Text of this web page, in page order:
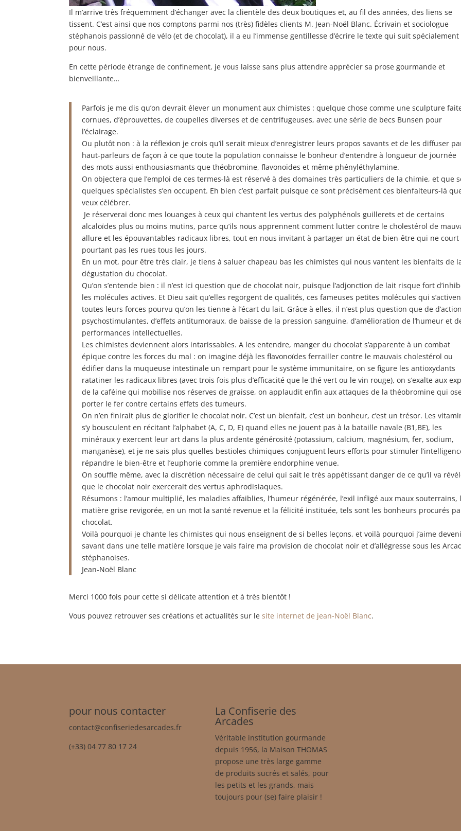
Il m’arrive très fréquemment d’échanger avec la clientèle des deux boutiques et, au fil des années, des liens se
tissent. C’est ainsi que nos comptons parmi nos (très) fidèles clients M. Jean-Noël Blanc. Écrivain et sociologue
stéphanois passionné de vélo (et de chocolat), il a eu l’immense gentillesse d’écrire le texte qui suit spécialement
pour nous.
En cette période étrange de confinement, je vous laisse sans plus attendre apprécier sa prose gourmande et
bienveillante…
Parfois je me dis qu’on devrait élever un monument aux chimistes : quelque chose comme une sculpture
cornues, d’éprouvettes, de coupelles diverses et de centrifugeuses, avec une série de becs Bunsen pour
l’éclairage.
Ou plutôt non : à la réflexion je crois qu’il serait mieux d’enregistrer leurs propos savants et de les diffuser
haut-parleurs de façon à ce que toute la population connaisse le bonheur d’entendre à longueur de journée
des mots aussi enthousiasmants que théobromine, flavonoïdes et même phényléthylamine.
On objectera que l’emploi de ces termes-là est réservé à des domaines très particuliers de la chimie, et que
quelques spécialistes s’en occupent. Eh bien c’est parfait puisque ce sont précisément ces bienfaiteurs-là
veux célébrer.
Je réserverai donc mes louanges à ceux qui chantent les vertus des polyphénols guillerets et de certains
alcaloïdes plus ou moins mutins, parce qu’ils nous apprennent comment lutter contre le cholestérol de
allure et les épouvantables radicaux libres, tout en nous invitant à partager un état de bien-être qui ne court
pourtant pas les rues tous les jours.
En un mot, pour être très clair, je tiens à saluer chapeau bas les chimistes qui nous vantent les bienfaits de
dégustation du chocolat.
Qu’on s’entende bien : il n’est ici question que de chocolat noir, puisque l’adjonction de lait risque fort
les molécules actives. Et Dieu sait qu’elles regorgent de qualités, ces fameuses petites molécules qui
toutes leurs forces pourvu qu’on les tienne à l’écart du lait. Grâce à elles, il n’est plus question que de
psychostimulantes, d’effets antitumoraux, de baisse de la pression sanguine, d’amélioration de l’humeur et
performances intellectuelles.
Les chimistes deviennent alors intarissables. A les entendre, manger du chocolat s’apparente à un combat
épique contre les forces du mal : on imagine déjà les flavonoïdes ferrailler contre le mauvais cholestérol ou
édifier dans la muqueuse intestinale un rempart pour le système immunitaire, on se figure les antioxydants
ratatiner les radicaux libres (avec trois fois plus d’efficacité que le thé vert ou le vin rouge), on s’exalte aux
de la caféine qui mobilise nos réserves de graisse, on applaudit enfin aux attaques de la théobromine qui
porter le fer contre certains effets des tumeurs.
On n’en finirait plus de glorifier le chocolat noir. C’est un bienfait, c’est un bonheur, c’est un trésor. Les
s’y bousculent en récitant l’alphabet (A, C, D, E) quand elles ne jouent pas à la bataille navale (B1,BE), les
minéraux y exercent leur art dans la plus ardente générosité (potassium, calcium, magnésium, fer, sodium,
manganèse), et je ne sais plus quelles bestioles chimiques conjuguent leurs efforts pour stimuler
répandre le bien-être et l’euphorie comme la première endorphine venue.
On souffle même, avec la discrétion nécessaire de celui qui sait le très appétissant danger de ce qu’il va
que le chocolat noir exercerait des vertus aphrodisiaques.
Résumons : l’amour multiplié, les maladies affaiblies, l’humeur régénérée, l’exil infligé aux maux souterrains,
matière grise revigorée, en un mot la santé revenue et la félicité instituée, tels sont les bonheurs procurés
chocolat.
Voilà pourquoi je chante les chimistes qui nous enseignent de si belles leçons, et voilà pourquoi j’aime
savant dans une telle matière lorsque je vais faire ma provision de chocolat noir et d’allégresse sous les
stéphanoises.
Jean-Noël Blanc
Merci 1000 fois pour cette si délicate attention et à très bientôt !
Vous pouvez retrouver ses créations et actualités sur lesite internet de jean-Noël Blanc.
pour nous contacter
contact@confiseriedesarcades.fr
(+33) 04 77 80 17 24
La Confiserie des
Arcades
Véritable institution gourmande
depuis 1956, la Maison THOMAS
propose une très large gamme
de produits sucrés et salés, pour
les petits et les grands, mais
toujours pour (se) faire plaisir !